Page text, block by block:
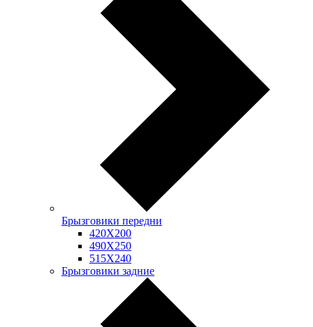
Брызговики передни
420Х200
490Х250
515Х240
Брызговики задние